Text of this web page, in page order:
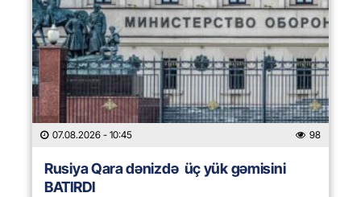
07.08.2026 - 10:45 98
Rusiya Qara dənizdə üç yük gəmisini
BATIRDI